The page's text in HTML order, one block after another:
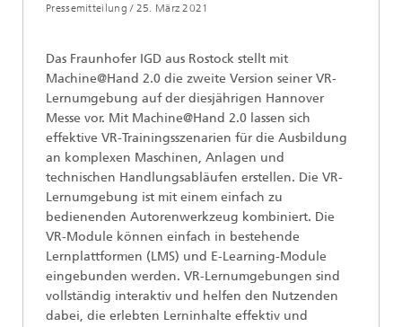
Pressemitteilung / 25. März 2021
Das Fraunhofer IGD aus Rostock stellt mit
Machine@Hand 2.0 die zweite Version seiner VR-
Lernumgebung auf der diesjährigen Hannover
Messe vor. Mit Machine@Hand 2.0 lassen sich
effektive VR-Trainingsszenarien für die Ausbildung
an komplexen Maschinen, Anlagen und
technischen Handlungsabläufen erstellen. Die VR-
Lernumgebung ist mit einem einfach zu
bedienenden Autorenwerkzeug kombiniert. Die
VR-Module können einfach in bestehende
Lernplattformen (LMS) und E-Learning-Module
eingebunden werden. VR-Lernumgebungen sind
vollständig interaktiv und helfen den Nutzenden
dabei, die erlebten Lerninhalte effektiv und